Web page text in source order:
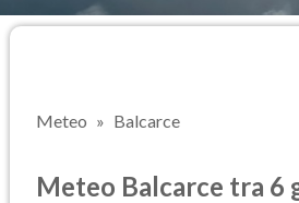
Meteo Balcarce
Meteo Balcarce tra 6